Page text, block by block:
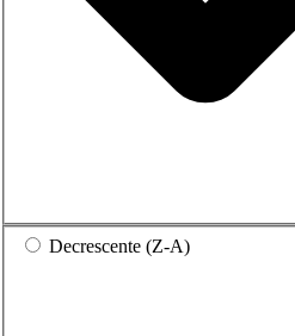
Decrescente (Z-A)